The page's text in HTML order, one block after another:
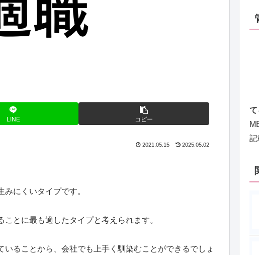
LINE コピー
2021.05.15 2025.05.02
にくいタイプです。
とに最も適したタイプと考えられます。
ることから、会社でも上手く馴染むことができるでしょ
て
記